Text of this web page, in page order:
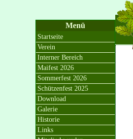
Menü
Startseite
Verein
Interner Bereich
Maifest 2026
Sommerfest 2026
Schützenfest 2025
Download
Galerie
Historie
Links